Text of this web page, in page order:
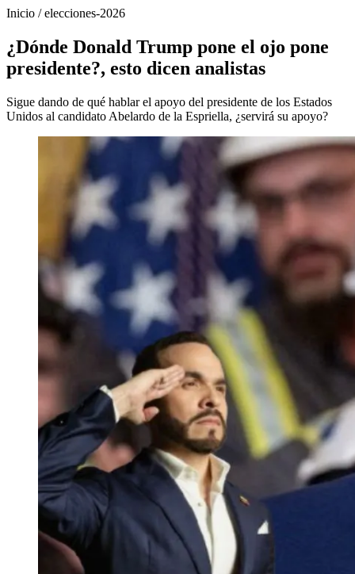
Inicio /elecciones-2026
¿Dónde Donald Trump pone el ojo pone
presidente?, esto dicen analistas
Sigue dando de qué hablar el apoyo del presidente de los Estados
Unidos al candidato Abelardo de la Espriella, ¿servirá su apoyo?